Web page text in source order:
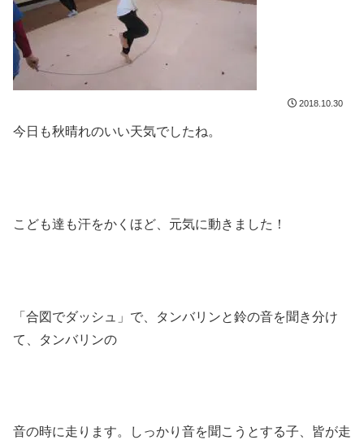
2018.10.30
今日も秋晴れのいい天気でしたね。
こども達も汗をかくほど、元気に動きました！
「合図でダッシュ」で、タンバリンと鈴の音を聞き分け
て、タンバリンの
音の時に走ります。しっかり音を聞こうとする子、皆が走